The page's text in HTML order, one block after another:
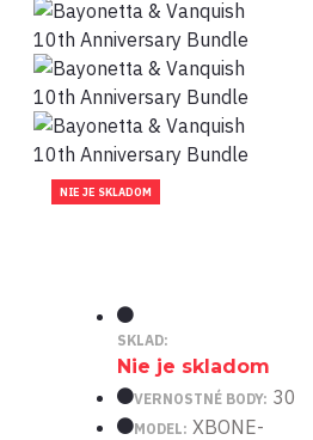
NIE JE SKLADOM
SKLAD:
Nie je skladom
VERNOSTNÉ BODY: 30
MODEL: XBONE-